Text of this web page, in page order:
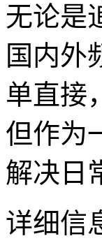
无论是
国内外
单直接
但作为
解决日
详细信